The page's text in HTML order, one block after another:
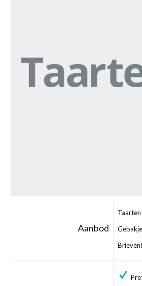
Aanbod
Taarten